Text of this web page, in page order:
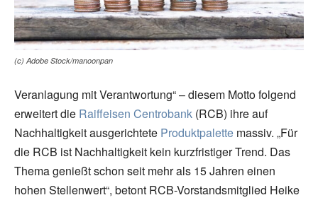
(c) Adobe Stock/manoonpan
Veranlagung mit Verantwortung“ – diesem Motto folgend
erweitert die Raiffeisen Centrobank (RCB) ihre auf
Nachhaltigkeit ausgerichtete Produktpalette massiv. „Für
die RCB ist Nachhaltigkeit kein kurzfristiger Trend. Das
Thema genießt schon seit mehr als 15 Jahren einen
hohen Stellenwert“, betont RCB-Vorstandsmitglied Heike